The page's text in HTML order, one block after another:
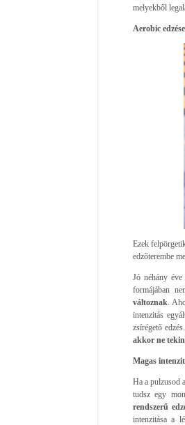
melyekből
Aerobic
Ezek
edzőterembe
Jó néhány
formájában
változnak .
intenzitás
zsírégető
akkor ne
Magas
Ha a pulzusod
tudsz egy
rendszerű
intenzitása a